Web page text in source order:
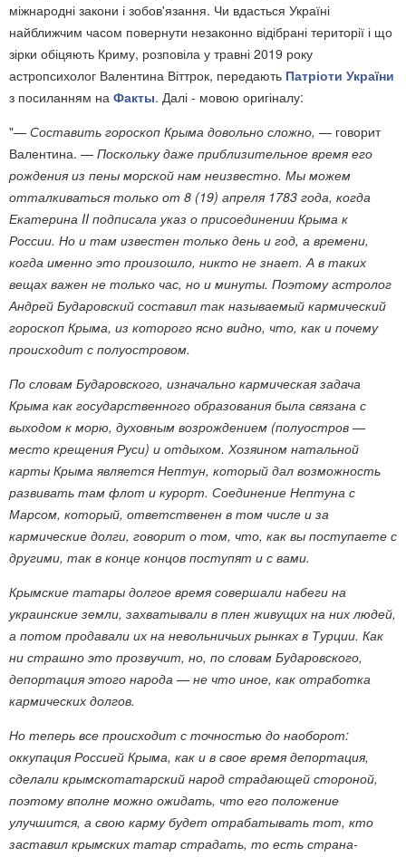
міжнародні закони і зобов'язання. Чи вдасться Україні
найближчим часом повернути незаконно відібрані території і що
зірки обіцяють Криму, розповіла у травні 2019 року
астропсихолог Валентина Віттрок, передають Патріоти України
з посиланням на Факты. Далі - мовою оригіналу:
"— Составить гороскоп Крыма довольно сложно, — говорит
Валентина. — Поскольку даже приблизительное время его
рождения из пены морской нам неизвестно. Мы можем
отталкиваться только от 8 (19) апреля 1783 года, когда
Екатерина II подписала указ о присоединении Крыма к
России. Но и там известен только день и год, а времени,
когда именно это произошло, никто не знает. А в таких
вещах важен не только час, но и минуты. Поэтому астролог
Андрей Бударовский составил так называемый кармический
гороскоп Крыма, из которого ясно видно, что, как и почему
происходит с полуостровом.
По словам Бударовского, изначально кармическая задача
Крыма как государственного образования была связана с
выходом к морю, духовным возрождением (полуостров —
место крещения Руси) и отдыхом. Хозяином натальной
карты Крыма является Нептун, который дал возможность
развивать там флот и курорт. Соединение Нептуна с
Марсом, который, ответственен в том числе и за
кармические долги, говорит о том, что, как вы поступаете с
другими, так в конце концов поступят и с вами.
Крымские татары долгое время совершали набеги на
украинские земли, захватывали в плен живущих на них людей,
а потом продавали их на невольничьих рынках в Турции. Как
ни страшно это прозвучит, но, по словам Бударовского,
депортация этого народа — не что иное, как отработка
кармических долгов.
Но теперь все происходит с точностью до наоборот:
оккупация Россией Крыма, как и в свое время депортация,
сделали крымскотатарский народ страдающей стороной,
поэтому вполне можно ожидать, что его положение
улучшится, а свою карму будет отрабатывать тот, кто
заставил крымских татар страдать, то есть страна-